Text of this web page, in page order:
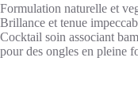
Formulation naturelle et
Brillance et tenue
Cocktail soin associant
pour des ongles en pleine